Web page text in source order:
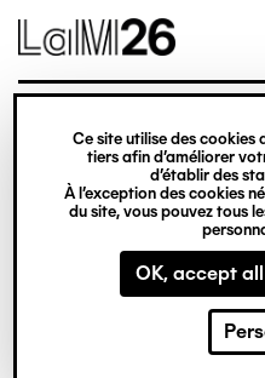
Gestion des cookies
Ce site utilise des cookies
tiers afin d’améliorer
d’établir des
À l’exception des cookies
du site, vous pouvez tous
OK, accept all
Skip
main
content
exhibition
Cavalcade
From 18
to 10 January